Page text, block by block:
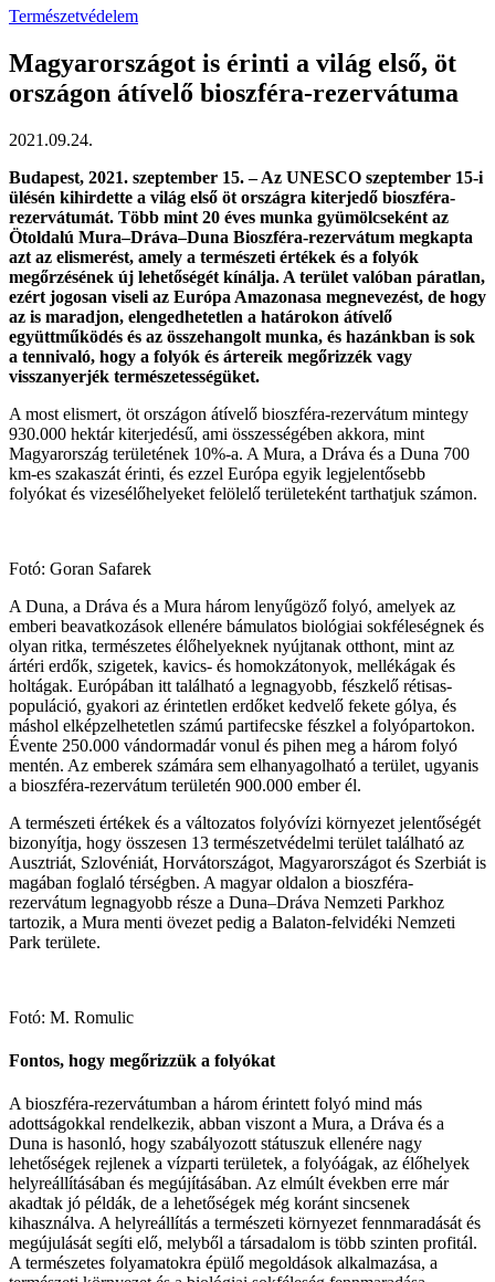
Természetvédelem
Magyarországot is érinti a világ első, öt
országon átívelő bioszféra-rezervátuma
2021.09.24.
Budapest, 2021. szeptember 15. – Az UNESCO szeptember 15-i
ülésén kihirdette a világ első öt országra kiterjedő bioszféra-
rezervátumát. Több mint 20 éves munka gyümölcseként az
Ötoldalú Mura–Dráva–Duna Bioszféra-rezervátum megkapta
azt az elismerést, amely a természeti értékek és a folyók
megőrzésének új lehetőségét kínálja. A terület valóban páratlan,
ezért jogosan viseli az Európa Amazonasa megnevezést, de hogy
az is maradjon, elengedhetetlen a határokon átívelő
együttműködés és az összehangolt munka, és hazánkban is sok
a tennivaló, hogy a folyók és ártereik megőrizzék vagy
visszanyerjék természetességüket.
A most elismert, öt országon átívelő bioszféra-rezervátum mintegy
930.000 hektár kiterjedésű, ami összességében akkora, mint
Magyarország területének 10%-a. A Mura, a Dráva és a Duna 700
km-es szakaszát érinti, és ezzel Európa egyik legjelentősebb
folyókat és vizesélőhelyeket felölelő területeként tarthatjuk számon.
Fotó: Goran Safarek
A Duna, a Dráva és a Mura három lenyűgöző folyó, amelyek az
emberi beavatkozások ellenére bámulatos biológiai sokféleségnek és
olyan ritka, természetes élőhelyeknek nyújtanak otthont, mint az
ártéri erdők, szigetek, kavics- és homokzátonyok, mellékágak és
holtágak. Európában itt található a legnagyobb, fészkelő rétisas-
populáció, gyakori az érintetlen erdőket kedvelő fekete gólya, és
máshol elképzelhetetlen számú partifecske fészkel a folyópartokon.
Évente 250.000 vándormadár vonul és pihen meg a három folyó
mentén. Az emberek számára sem elhanyagolható a terület, ugyanis
a bioszféra-rezervátum területén 900.000 ember él.
A természeti értékek és a változatos folyóvízi környezet jelentőségét
bizonyítja, hogy összesen 13 természetvédelmi terület található az
Ausztriát, Szlovéniát, Horvátországot, Magyarországot és Szerbiát is
magában foglaló térségben. A magyar oldalon a bioszféra-
rezervátum legnagyobb része a Duna–Dráva Nemzeti Parkhoz
tartozik, a Mura menti övezet pedig a Balaton-felvidéki Nemzeti
Park területe.
Fotó: M. Romulic
Fontos, hogy megőrizzük a folyókat
A bioszféra-rezervátumban a három érintett folyó mind más
adottságokkal rendelkezik, abban viszont a Mura, a Dráva és a
Duna is hasonló, hogy szabályozott státuszuk ellenére nagy
lehetőségek rejlenek a vízparti területek, a folyóágak, az élőhelyek
helyreállításában és megújításában. Az elmúlt években erre már
akadtak jó példák, de a lehetőségek még koránt sincsenek
kihasználva. A helyreállítás a természeti környezet fennmaradását és
megújulását segíti elő, melyből a társadalom is több szinten profitál.
A természetes folyamatokra épülő megoldások alkalmazása, a